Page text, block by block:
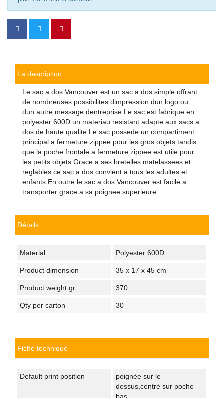
La description
Le sac a dos Vancouver est un sac a dos simple offrant
de nombreuses possibilites dimpression dun logo ou
dun autre message dentreprise Le sac est fabrique en
polyester 600D un materiau resistant adapte aux sacs a
dos de haute qualite Le sac possede un compartiment
principal a fermeture zippee pour les gros objets tandis
que la poche frontale a fermeture zippee est utile pour
les petits objets Grace a ses bretelles matelassees et
reglables ce sac a dos convient a tous les adultes et
enfants En outre le sac a dos Vancouver est facile a
transporter grace a sa poignee superieure
Détails
Material Polyester 600D.
Product dimension 35 x 17 x 45 cm
Product weight gr. 370
Qty per carton 30
Fiche technique
Default print position
poignée sur le
dessus,centré sur poche